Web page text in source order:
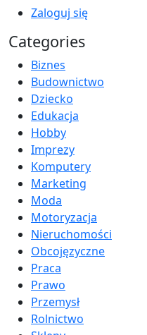
Zaloguj się
Categories
Biznes
Budownictwo
Dziecko
Edukacja
Hobby
Imprezy
Komputery
Marketing
Moda
Motoryzacja
Nieruchomości
Obcojęzyczne
Praca
Prawo
Przemysł
Rolnictwo